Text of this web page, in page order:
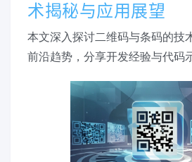
术揭秘与应用展望
本文深入探讨二维码与条码的技
前沿趋势，分享开发经验与代码